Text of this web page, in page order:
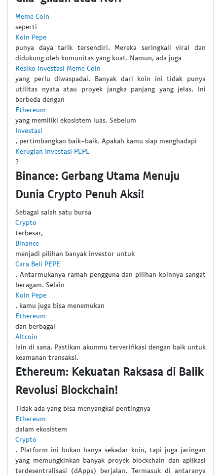
Meme Coin
seperti
Koin Pepe
punya daya tarik tersendiri. Mereka seringkali viral dan
didukung oleh komunitas yang kuat. Namun, ada juga
Resiko Investasi Meme Coin
yang perlu diwaspadai. Banyak dari koin ini tidak punya
utilitas nyata atau proyek jangka panjang yang jelas. Ini
berbeda dengan
Ethereum
yang memiliki ekosistem luas. Sebelum
Investasi
, pertimbangkan baik-baik. Apakah kamu siap menghadapi
Kerugian Investasi PEPE
?
Binance: Gerbang Utama Menuju
Dunia Crypto Penuh Aksi!
Sebagai salah satu bursa
Crypto
terbesar,
Binance
menjadi pilihan banyak investor untuk
Cara Beli PEPE
. Antarmukanya ramah pengguna dan pilihan koinnya sangat
beragam. Selain
Koin Pepe
, kamu juga bisa menemukan
Ethereum
dan berbagai
Altcoin
lain di sana. Pastikan akunmu terverifikasi dengan baik untuk
keamanan transaksi.
Ethereum: Kekuatan Raksasa di Balik
Revolusi Blockchain!
Tidak ada yang bisa menyangkal pentingnya
Ethereum
dalam ekosistem
Crypto
. Platform ini bukan hanya sekadar koin, tapi juga jaringan
yang memungkinkan banyak proyek blockchain dan aplikasi
terdesentralisasi (dApps) berjalan. Termasuk di antaranya